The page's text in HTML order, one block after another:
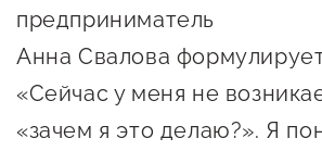
Сервисы для бизнеса
О фонде
предприниматель
Анна Свалова
«Сейчас у меня не
«зачем я это делаю?». Я